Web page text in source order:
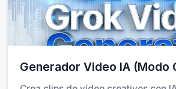
Rápido: generación en 1–3
Accesible: no requiere
Seguro: todos los datos se
cliente o con encriptación end-
Generador Video IA (Modo